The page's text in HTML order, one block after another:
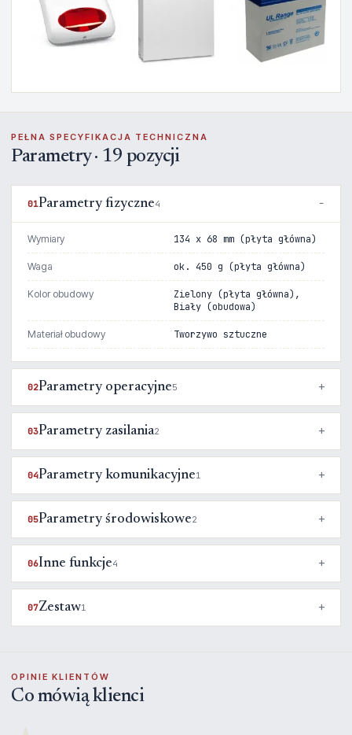
PEŁNA SPECYFIKACJA TECHNICZNA
Parametry · 19 pozycji
01Parametry fizyczne4
Wymiary 134 x 68 mm (płyta główna)
Waga ok. 450 g (płyta główna)
Kolor obudowy
Zielony (płyta główna),
Biały (obudowa)
Materiał obudowy Tworzywo sztuczne
02Parametry operacyjne5
03Parametry zasilania2
04Parametry komunikacyjne1
05Parametry środowiskowe2
06Inne funkcje4
07Zestaw1
OPINIE KLIENTÓW
Co mówią klienci